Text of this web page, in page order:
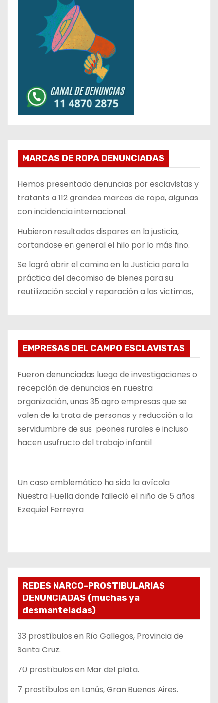
MARCAS DE ROPA DENUNCIADAS
Hemos presentado denuncias por esclavistas y
tratants a 112 grandes marcas de ropa, algunas
con incidencia internacional.
Hubieron resultados dispares en la justicia,
cortandose en general el hilo por lo más fino.
Se logró abrir el camino en la Justicia para la
práctica del decomiso de bienes para su
reutilización social y reparación a las victimas,
EMPRESAS DEL CAMPO ESCLAVISTAS
Fueron denunciadas luego de investigaciones o
recepción de denuncias en nuestra
organización, unas 35 agro empresas que se
valen de la trata de personas y reducción a la
servidumbre de sus peones rurales e incluso
hacen usufructo del trabajo infantil
Un caso emblemático ha sido la avícola
Nuestra Huella donde falleció el niño de 5 años
Ezequiel Ferreyra
REDES NARCO-PROSTIBULARIAS
DENUNCIADAS (muchas ya
desmanteladas)
33 prostíbulos en Río Gallegos, Provincia de
Santa Cruz.
70 prostíbulos en Mar del plata.
7 prostíbulos en Lanús, Gran Buenos Aires.